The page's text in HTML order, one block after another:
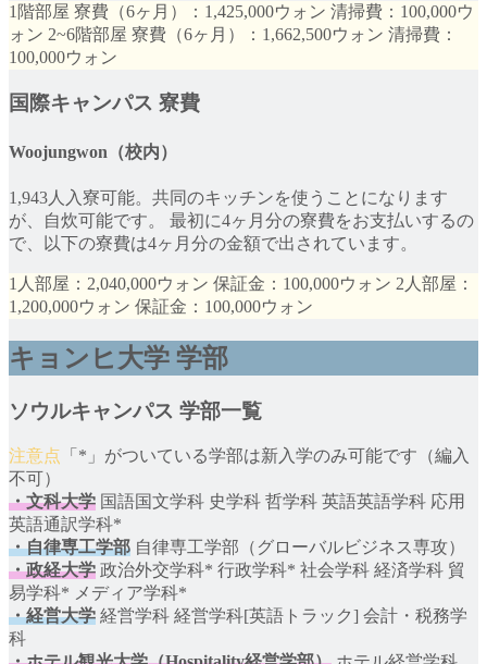
1階部屋 寮費（6ヶ月）：1,425,000ウォン 清掃費：100,000ウ
ォン 2~6階部屋 寮費（6ヶ月）：1,662,500ウォン 清掃費：
100,000ウォン
国際キャンパス 寮費
Woojungwon（校内）
1,943人入寮可能。共同のキッチンを使うことになります
が、自炊可能です。 最初に4ヶ月分の寮費をお支払いするの
で、以下の寮費は4ヶ月分の金額で出されています。
1人部屋：2,040,000ウォン 保証金：100,000ウォン 2人部屋：
1,200,000ウォン 保証金：100,000ウォン
キョンヒ大学 学部
ソウルキャンパス 学部一覧
「*」がついている学部は新入学のみ可能です（編入
不可）
・文科大学 国語国文学科 史学科 哲学科 英語英語学科 応用
英語通訳学科*
・自律専工学部 自律専工学部（グローバルビジネス専攻）
・政経大学 政治外交学科* 行政学科* 社会学科 経済学科 貿
易学科* メディア学科*
・経営大学 経営学科 経営学科[英語トラック] 会計・税務学
科